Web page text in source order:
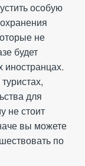
особую
не
будет
для
не стоит
вы можете
по